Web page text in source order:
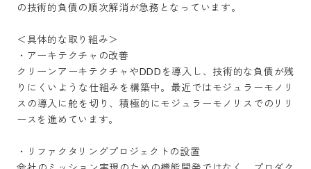
の技術的負債の順次解消が急務となっています。
＜具体的な取り組み＞
・アーキテクチャの改善
クリーンアーキテクチャやDDDを導入し、技術的な負債が残
りにくいような仕組みを構築中。最近ではモジュラーモノリ
スの導入に舵を切り、積極的にモジュラーモノリスでのリリ
ースを進めています。
・リファクタリングプロジェクトの設置